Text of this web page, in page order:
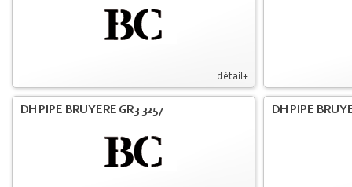
détail+
DH PIPE BRUYERE GR3 3257 DH PIPE